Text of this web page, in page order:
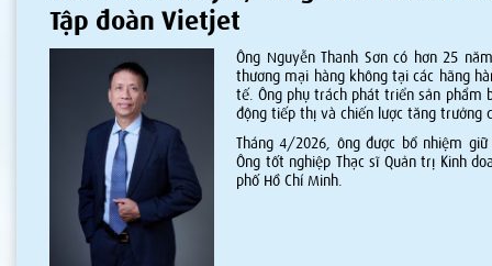
Tập đoàn Vietjet
Ông Nguyễn Thanh Sơn có hơn 25
thương mại hàng không tại các hãng
tế. Ông phụ trách phát triển sản phẩm
động tiếp thị và chiến lược tăng trưởng
Tháng 4/2026, ông được bổ nhiệm
Ông tốt nghiệp Thạc sĩ Quản trị Kinh
phố Hồ Chí Minh.